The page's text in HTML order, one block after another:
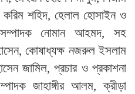
শহিদ, হেলাল হোসাইন ও
নোমান আহমদ, সহ
কোষাধ্যক্ষ নজরুল ইসলাম
জামিল, প্রচার ও প্রকাশনা
জাহাঙ্গীর আলম, ক্রীড়া